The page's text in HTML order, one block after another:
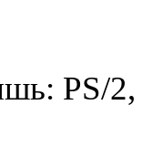
PS/